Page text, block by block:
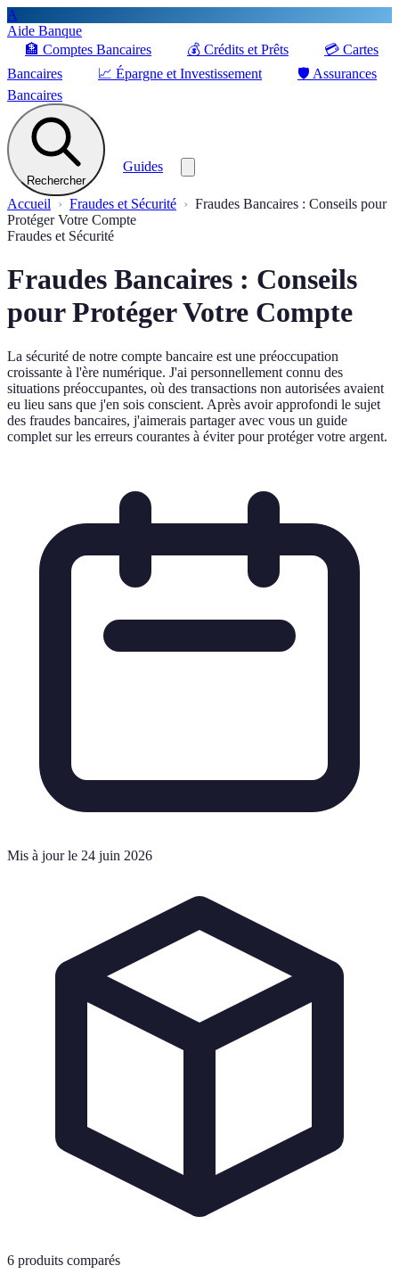
A
Aide Banque
🏦 Comptes Bancaires 💰 Crédits et Prêts 💳 Cartes
Bancaires
📈 Épargne et Investissement 🛡️ Assurances
Bancaires
Rechercher
Guides
Accueil Fraudes et Sécurité
Fraudes Bancaires : Conseils pour
Protéger Votre Compte
Fraudes et Sécurité
Fraudes Bancaires : Conseils
pour Protéger Votre Compte
La sécurité de notre compte bancaire est une préoccupation
croissante à l'ère numérique. J'ai personnellement connu des
situations préoccupantes, où des transactions non autorisées avaient
eu lieu sans que j'en sois conscient. Après avoir approfondi le sujet
des fraudes bancaires, j'aimerais partager avec vous un guide
complet sur les erreurs courantes à éviter pour protéger votre argent.
Mis à jour le 24 juin 2026
6 produits comparés